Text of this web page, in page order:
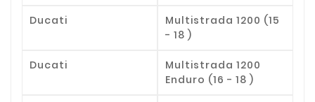
Ducati
Multistrada 1200 (15
- 18 )
Ducati
Multistrada 1200
Enduro (16 - 18 )